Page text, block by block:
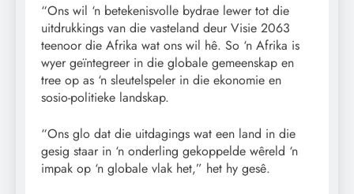
“Ons wil ‘n betekenisvolle bydrae lewer tot die
uitdrukkings van die vasteland deur Visie 2063
teenoor die Afrika wat ons wil hê. So ‘n Afrika is
wyer geïntegreer in die globale gemeenskap en
tree op as ‘n sleutelspeler in die ekonomie en
sosio-politieke landskap.
“Ons glo dat die uitdagings wat een land in die
gesig staar in ‘n onderling gekoppelde wêreld ‘n
impak op ‘n globale vlak het,” het hy gesê.